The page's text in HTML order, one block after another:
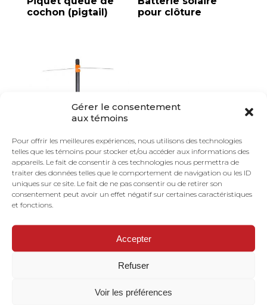
Gérer le consentement
aux témoins
Pour offrir les meilleures expériences, nous utilisons des technologies
telles que les témoins pour stocker et/ou accéder aux informations des
appareils. Le fait de consentir à ces technologies nous permettra de
traiter des données telles que le comportement de navigation ou les ID
uniques sur ce site. Le fait de ne pas consentir ou de retirer son
consentement peut avoir un effet négatif sur certaines caractéristiques
et fonctions.
Accepter
Refuser
Voir les préférences
cochon (pigtail)
pour clôture
Piquet isolé pour
clôture